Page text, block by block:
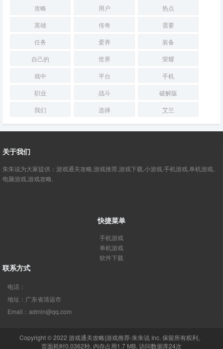
攻略
用户
热点
英雄
传奇
需要
任务
爱养
装备
自己的
世界
荣耀
戏中
平台
手机
职业
战斗
破解版
我们
选择 艾兰
关于我们
朱朱说为大家提供：游戏通关攻略,游戏推荐,游戏下载,小游戏,手机游戏,单机游戏,
电脑游戏,游戏攻略.
快捷菜单
手机游戏
单机游戏
软件下载
联系方式
电话：
地址：广东省清远市
Email：admin@qq.com
Copyright © 2022 游戏通关攻略|游戏推荐-朱朱说Inc. 保留所有权利。
页面耗时0.0362秒, 内存占用1.7 MB, 访问数据库24次